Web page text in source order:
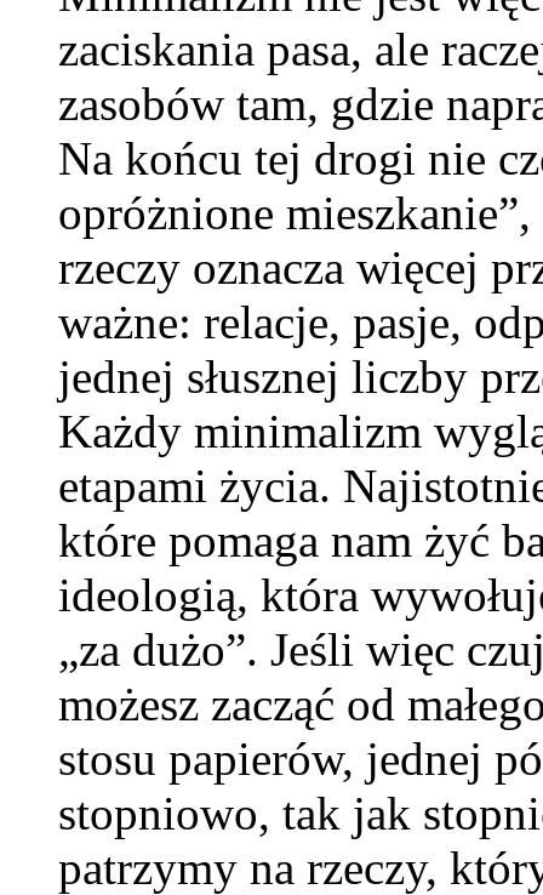
zaciskania pasa, ale
zasobów tam, gdzie
Na końcu tej drogi nie
opróżnione
rzeczy oznacza więcej
ważne: relacje, pasje,
jednej słusznej liczby
Każdy minimalizm
etapami życia.
które pomaga nam żyć
ideologią, która
„za dużo”. Jeśli więc
możesz zacząć od
stosu papierów, jednej
stopniowo, tak jak
patrzymy na rzeczy,